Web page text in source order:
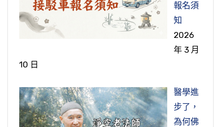
報名須
知
2026
年 3 月
10 日
醫學進
步了，
為何佛